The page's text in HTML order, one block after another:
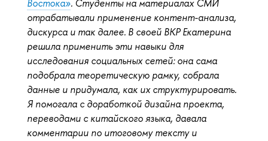
Востока». Студенты на материалах СМИ
отрабатывали применение контент-анализа,
дискурса и так далее. В своей ВКР Екатерина
решила применить эти навыки для
исследования социальных сетей: она сама
подобрала теоретическую рамку, собрала
данные и придумала, как их структурировать.
Я помогала с доработкой дизайна проекта,
переводами с китайского языка, давала
комментарии по итоговому тексту и